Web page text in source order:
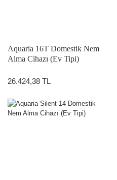
Aquaria 16T Domestik Nem
Alma Cihazı (Ev Tipi)
26.424,38 TL